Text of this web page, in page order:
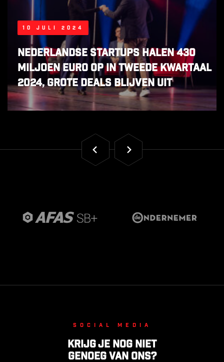
10 juli 2024
Nederlandse startups halen 430
miljoen euro op in tweede kwartaal
2024, grote deals blijven uit
Social media
Krijg je nog niet
genoeg van ons?